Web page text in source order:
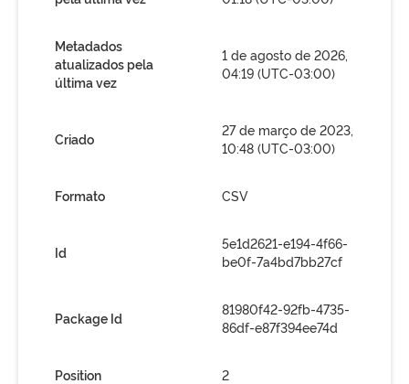
Metadados
atualizados pela
última vez
1 de agosto de 2026,
04:19 (UTC-03:00)
Criado
27 de março de 2023,
10:48 (UTC-03:00)
Formato CSV
Id
5e1d2621-e194-4f66-
be0f-7a4bd7bb27cf
Package Id
81980f42-92fb-4735-
86df-e87f394ee74d
Position 2